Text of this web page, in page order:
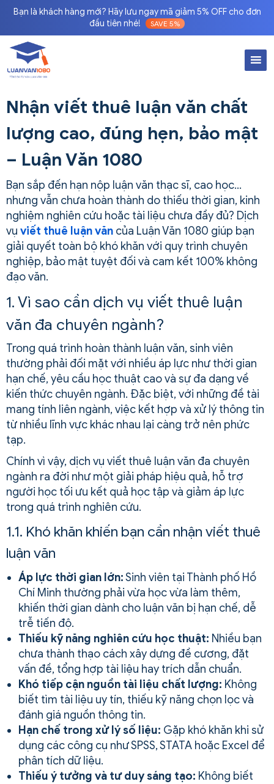
Bạn là khách hàng mới? Hãy lưu ngay mã giảm 5% OFF cho đơn
đầu tiên nhé!
SAVE 5%
Nhận viết thuê luận văn chất
lượng cao, đúng hẹn, bảo mật
– Luận Văn 1080
Bạn sắp đến hạn nộp luận văn thạc sĩ, cao học…
nhưng vẫn chưa hoàn thành do thiếu thời gian, kinh
nghiệm nghiên cứu hoặc tài liệu chưa đầy đủ? Dịch
vụ viết thuê luận văn của Luận Văn 1080 giúp bạn
giải quyết toàn bộ khó khăn với quy trình chuyên
nghiệp, bảo mật tuyệt đối và cam kết 100% không
đạo văn.
1. Vì sao cần dịch vụ viết thuê luận
văn đa chuyên ngành?
Trong quá trình hoàn thành luận văn, sinh viên
thường phải đối mặt với nhiều áp lực như thời gian
hạn chế, yêu cầu học thuật cao và sự đa dạng về
kiến thức chuyên ngành. Đặc biệt, với những đề tài
mang tính liên ngành, việc kết hợp và xử lý thông tin
từ nhiều lĩnh vực khác nhau lại càng trở nên phức
tạp.
Chính vì vậy, dịch vụ viết thuê luận văn đa chuyên
ngành ra đời như một giải pháp hiệu quả, hỗ trợ
người học tối ưu kết quả học tập và giảm áp lực
trong quá trình nghiên cứu.
1.1. Khó khăn khiến bạn cần nhận viết thuê
luận văn
Áp lực thời gian lớn:Sinh viên tại Thành phố Hồ
Chí Minh thường phải vừa học vừa làm thêm,
khiến thời gian dành cho luận văn bị hạn chế, dễ
trễ tiến độ.
Thiếu kỹ năng nghiên cứu học thuật: Nhiều bạn
chưa thành thạo cách xây dựng đề cương, đặt
vấn đề, tổng hợp tài liệu hay trích dẫn chuẩn.
Khó tiếp cận nguồn tài liệu chất lượng: Không
biết tìm tài liệu uy tín, thiếu kỹ năng chọn lọc và
đánh giá nguồn thông tin.
Hạn chế trong xử lý số liệu: Gặp khó khăn khi sử
dụng các công cụ như SPSS, STATA hoặc Excel để
phân tích dữ liệu.
Thiếu ý tưởng và tư duy sáng tạo: Không biết